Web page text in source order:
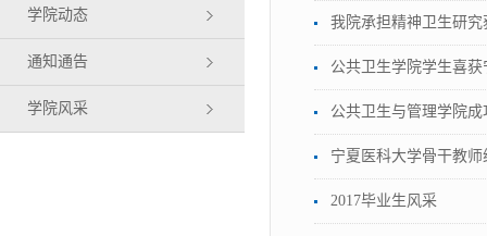
学院动态
通知通告
学院风采
我院承担精神卫生研究
公共卫生学院学生喜
公共卫生与管理学院
宁夏医科大学骨干教
2017毕业生风采